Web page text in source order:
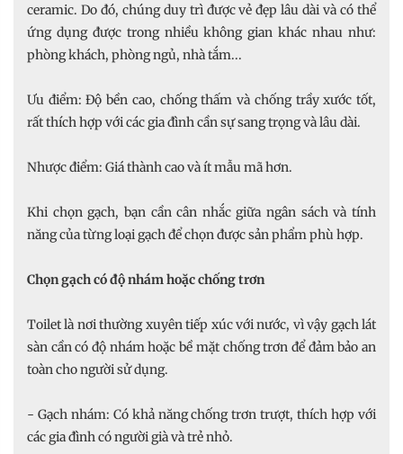
ceramic. Do đó, chúng duy trì được vẻ đẹp lâu dài và có thể
ứng dụng được trong nhiều không gian khác nhau như:
phòng khách, phòng ngủ, nhà tắm...
Ưu điểm: Độ bền cao, chống thấm và chống trầy xước tốt,
rất thích hợp với các gia đình cần sự sang trọng và lâu dài.
Nhược điểm: Giá thành cao và ít mẫu mã hơn.
Khi chọn gạch, bạn cần cân nhắc giữa ngân sách và tính
năng của từng loại gạch để chọn được sản phẩm phù hợp.
Chọn gạch có độ nhám hoặc chống trơn
Toilet là nơi thường xuyên tiếp xúc với nước, vì vậy gạch lát
sàn cần có độ nhám hoặc bề mặt chống trơn để đảm bảo an
toàn cho người sử dụng.
- Gạch nhám: Có khả năng chống trơn trượt, thích hợp với
các gia đình có người già và trẻ nhỏ.